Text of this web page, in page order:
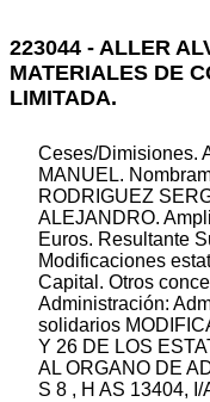
223044 - ALLER
MATERIALES DE
LIMITADA.
Ceses/Dimisiones.
MANUEL.
RODRIGUEZ
ALEJANDRO.
Euros. Resultante
Modificaciones
Capital. Otros
Administración:
solidarios
Y 26 DE LOS
AL ORGANO DE
S 8 , H AS 13404, I/